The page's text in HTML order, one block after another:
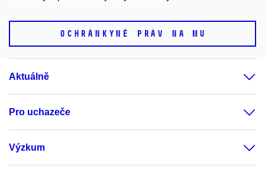
OCHRÁNKYNĚ PRÁV NA MU
Aktuálně
Pro uchazeče
Výzkum